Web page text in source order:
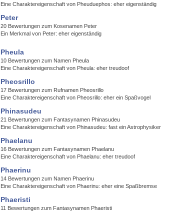
Eine Charaktereigenschaft von Pheuduephos: eher eigenständig
Peter
20 Bewertungen zum Kosenamen Peter
Ein Merkmal von Peter: eher eigenständig
Pheula
10 Bewertungen zum Namen Pheula
Eine Charaktereigenschaft von Pheula: eher treudoof
Pheosrillo
17 Bewertungen zum Rufnamen Pheosrillo
Eine Charaktereigenschaft von Pheosrillo: eher ein Spaßvogel
Phinasudeu
21 Bewertungen zum Fantasynamen Phinasudeu
Eine Charaktereigenschaft von Phinasudeu: fast ein Astrophysiker
Phaelanu
16 Bewertungen zum Fantasynamen Phaelanu
Eine Charaktereigenschaft von Phaelanu: eher treudoof
Phaerinu
14 Bewertungen zum Namen Phaerinu
Eine Charaktereigenschaft von Phaerinu: eher eine Spaßbremse
Phaeristi
11 Bewertungen zum Fantasynamen Phaeristi